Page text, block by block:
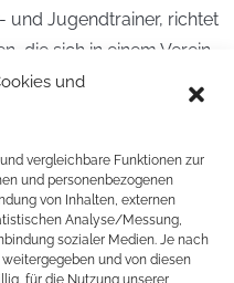
und
vergleichbare Funktionen zur
und personenbezogenen
von Inhalten, externen
Analyse/Messung,
sozialer Medien. Je nach
und von diesen
für die Nutzung unserer
und Jugendtrainer, richtet
die sich in einem Verein
engagieren wollen.
(PTTV)